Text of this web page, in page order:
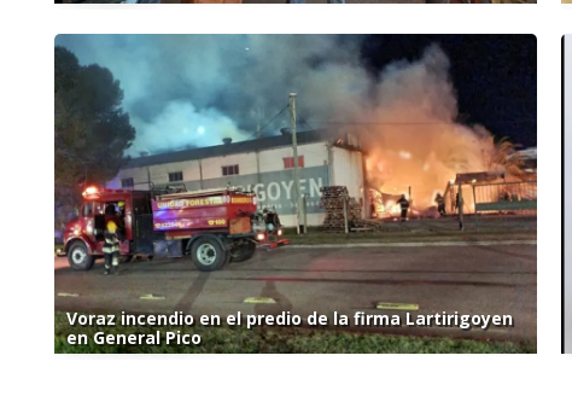
Voraz incendio en el predio de la firma Lartirigoyen
en General Pico